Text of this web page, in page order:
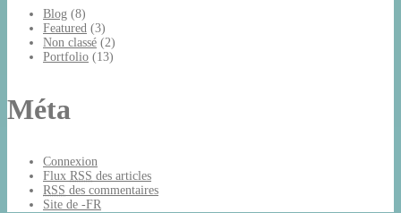
Blog (8)
Featured (3)
Non classé (2)
Portfolio (13)
Méta
Connexion
Flux RSS des articles
RSS des commentaires
Site de -FR